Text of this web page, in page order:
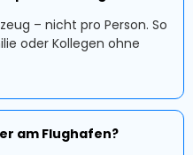
– nicht pro Person. So
oder Kollegen ohne
am Flughafen?